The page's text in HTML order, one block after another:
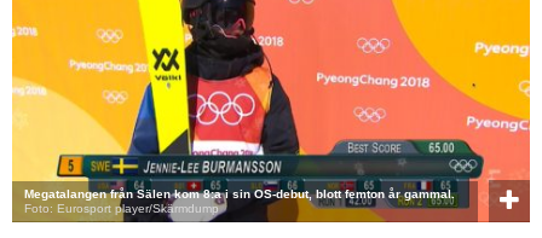
Megatalangen från Sälen kom 8:a i sin OS-debut, blott femton år gammal.
Foto: Eurosport player/Skärmdump